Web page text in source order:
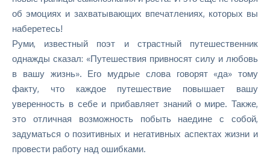
об эмоциях и захватывающих впечатлениях, которых вы
наберетесь!
Руми, известный поэт и страстный путешественник
однажды сказал: «Путешествия привносят силу и любовь
в вашу жизнь». Его мудрые слова говорят «да» тому
факту, что каждое путешествие повышает вашу
уверенность в себе и прибавляет знаний о мире. Также,
это отличная возможность побыть наедине с собой,
задуматься о позитивных и негативных аспектах жизни и
провести работу над ошибками.